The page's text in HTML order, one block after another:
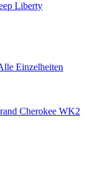
Liberty
Einzelheiten